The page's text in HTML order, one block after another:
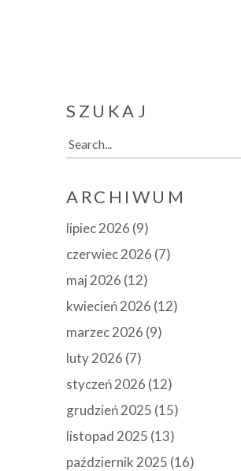
SZUKAJ
Search
for:
ARCHIWUM
lipiec 2026 (9)
czerwiec 2026 (7)
maj 2026 (12)
kwiecień 2026 (12)
marzec 2026 (9)
luty 2026 (7)
styczeń 2026 (12)
grudzień 2025 (15)
listopad 2025 (13)
październik 2025 (16)